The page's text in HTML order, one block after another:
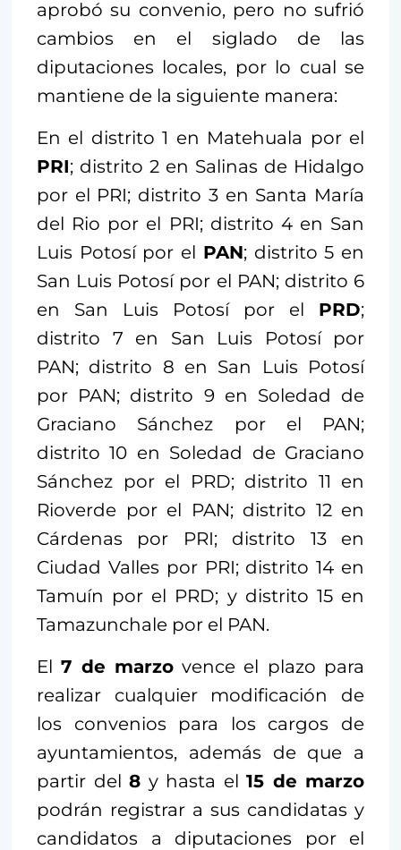
aprobó su convenio, pero no sufrió
cambios en el siglado de las
diputaciones locales, por lo cual se
mantiene de la siguiente manera:
En el distrito 1 en Matehuala por el
PRI; distrito 2 en Salinas de Hidalgo
por el PRI; distrito 3 en Santa María
del Rio por el PRI; distrito 4 en San
Luis Potosí por el PAN; distrito 5 en
San Luis Potosí por el PAN; distrito 6
en San Luis Potosí por el PRD;
distrito 7 en San Luis Potosí por
PAN; distrito 8 en San Luis Potosí
por PAN; distrito 9 en Soledad de
Graciano Sánchez por el PAN;
distrito 10 en Soledad de Graciano
Sánchez por el PRD; distrito 11 en
Rioverde por el PAN; distrito 12 en
Cárdenas por PRI; distrito 13 en
Ciudad Valles por PRI; distrito 14 en
Tamuín por el PRD; y distrito 15 en
Tamazunchale por el PAN.
El7 de marzovence el plazo para
realizar cualquier modificación de
los convenios para los cargos de
ayuntamientos, además de que a
partir del 8 y hasta el 15 de marzo
podrán registrar a sus candidatas y
candidatos a diputaciones por el